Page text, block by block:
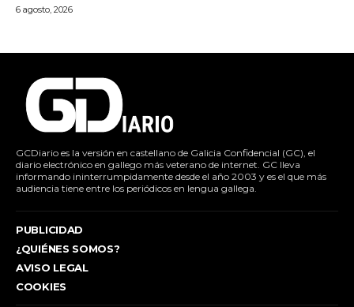
6 agosto, 2026
GCDiario es la versión en castellano de Galicia Confidencial (GC), el
diario electrónico en gallego más veterano de internet. GC lleva
informando ininterrumpidamente desde el año 2003 y es el que más
audiencia tiene entre los periódicos en lengua gallega.
PUBLICIDAD
¿QUIÉNES SOMOS?
AVISO LEGAL
COOKIES